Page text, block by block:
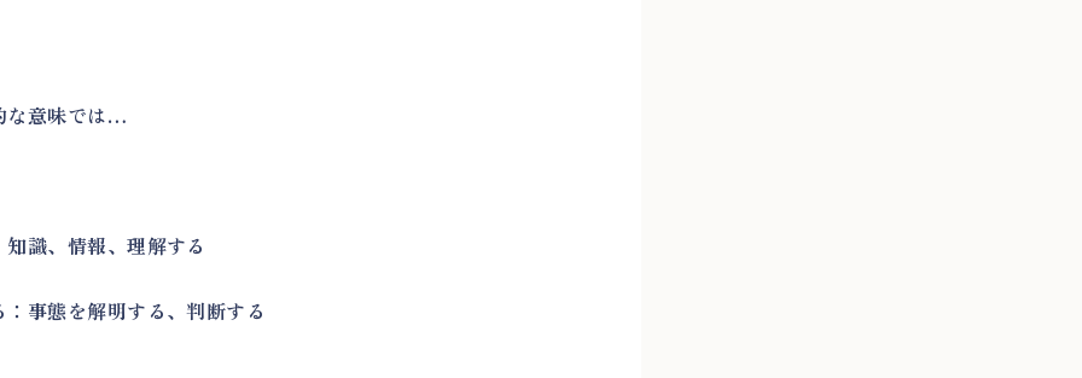
な意味では…
知識、情報、理解する
：事態を解明する、判断する